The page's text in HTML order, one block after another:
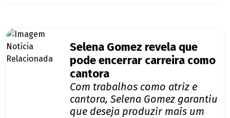
Selena Gomez revela que
pode encerrar carreira como
cantora
Com trabalhos como atriz e
cantora, Selena Gomez garantiu
que deseja produzir mais um